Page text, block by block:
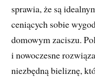
sprawia, że są
ceniących sobie
domowym zaciszu.
i nowoczesne
niezbędną bieliznę,